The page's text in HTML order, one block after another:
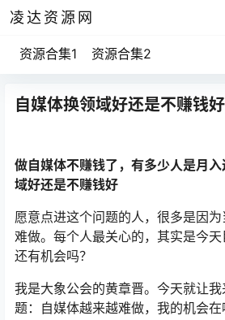
凌达资源网
资源合集1 资源合集2
自媒体换领域好还是不赚钱好
做自媒体不赚钱了，有多少人是月
域好还是不赚钱好
愿意点进这个问题的人，很多是因
难做。每个人最关心的，其实是今
还有机会吗？
我是大象公会的黄章晋。今天就让
题：自媒体越来越难做，我的机会在